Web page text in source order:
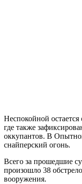
Неспокойной
где также
оккупантов. В
снайперский огонь.
Всего за прошедшие
произошло 38
вооружения.